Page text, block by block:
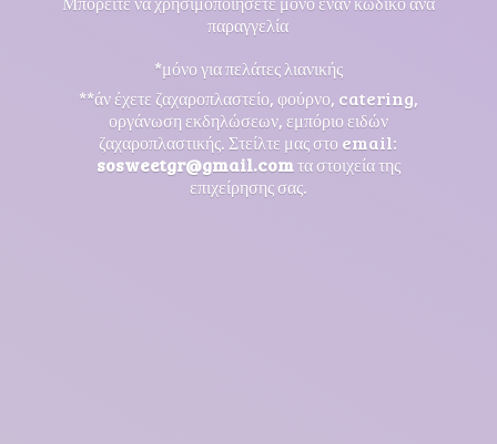
παραγγελία
*μόνο για πελάτες λιανικής
**άν έχετε ζαχαροπλαστείο, φούρνο, catering,
οργάνωση εκδηλώσεων, εμπόριο ειδών
ζαχαροπλαστικής. Στείλτε μας στο email:
sosweetgr@gmail.comτα στοιχεία της
επιχείρησης σας.